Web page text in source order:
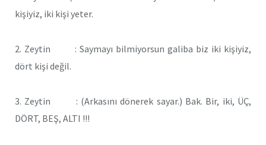
kişiyiz, iki kişi yeter.
2. Zeytin : Saymayı bilmiyorsun galiba biz iki kişiyiz,
dört kişi değil.
3. Zeytin : (Arkasını dönerek sayar.) Bak. Bir, iki, ÜÇ,
DÖRT, BEŞ, ALTI !!!